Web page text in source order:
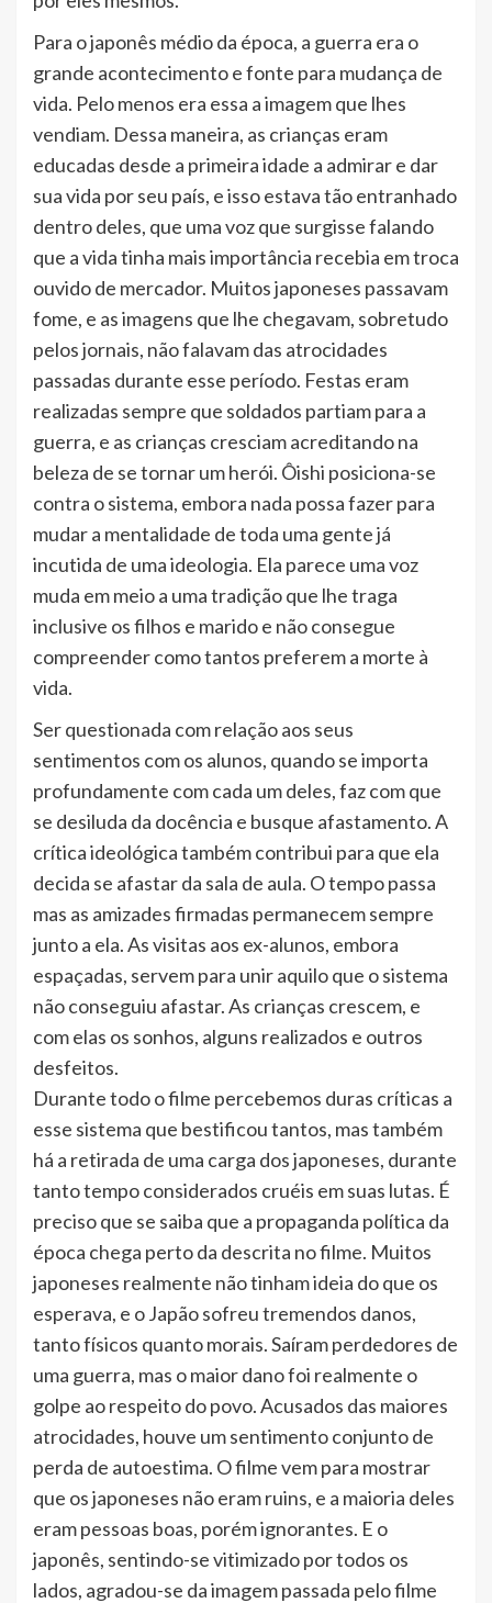
Para o japonês médio da época, a guerra era o
grande acontecimento e fonte para mudança de
vida. Pelo menos era essa a imagem que lhes
vendiam. Dessa maneira, as crianças eram
educadas desde a primeira idade a admirar e dar
sua vida por seu país, e isso estava tão entranhado
dentro deles, que uma voz que surgisse falando
que a vida tinha mais importância recebia em troca
ouvido de mercador. Muitos japoneses passavam
fome, e as imagens que lhe chegavam, sobretudo
pelos jornais, não falavam das atrocidades
passadas durante esse período. Festas eram
realizadas sempre que soldados partiam para a
guerra, e as crianças cresciam acreditando na
beleza de se tornar um herói. Ôishi posiciona-se
contra o sistema, embora nada possa fazer para
mudar a mentalidade de toda uma gente já
incutida de uma ideologia. Ela parece uma voz
muda em meio a uma tradição que lhe traga
inclusive os filhos e marido e não consegue
compreender como tantos preferem a morte à
vida.
Ser questionada com relação aos seus
sentimentos com os alunos, quando se importa
profundamente com cada um deles, faz com que
se desiluda da docência e busque afastamento. A
crítica ideológica também contribui para que ela
decida se afastar da sala de aula. O tempo passa
mas as amizades firmadas permanecem sempre
junto a ela. As visitas aos ex-alunos, embora
espaçadas, servem para unir aquilo que o sistema
não conseguiu afastar. As crianças crescem, e
com elas os sonhos, alguns realizados e outros
desfeitos.
Durante todo o filme percebemos duras críticas a
esse sistema que bestificou tantos, mas também
há a retirada de uma carga dos japoneses, durante
tanto tempo considerados cruéis em suas lutas. É
preciso que se saiba que a propaganda política da
época chega perto da descrita no filme. Muitos
japoneses realmente não tinham ideia do que os
esperava, e o Japão sofreu tremendos danos,
tanto físicos quanto morais. Saíram perdedores de
uma guerra, mas o maior dano foi realmente o
golpe ao respeito do povo. Acusados das maiores
atrocidades, houve um sentimento conjunto de
perda de autoestima. O filme vem para mostrar
que os japoneses não eram ruins, e a maioria deles
eram pessoas boas, porém ignorantes. E o
japonês, sentindo-se vitimizado por todos os
lados, agradou-se da imagem passada pelo filme